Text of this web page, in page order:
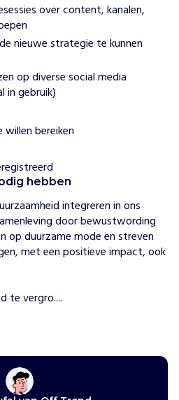
over content, kanalen,
nieuwe strategie te kunnen
op diverse social media
in gebruik)
bereiken
hebben
integreren in ons
door bewustwording
op duurzame mode en streven
met een positieve impact, ook
te vergro....